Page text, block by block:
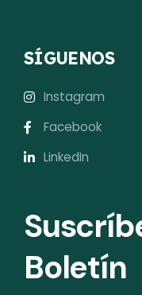
SÍGUENOS
Instagram
Facebook
LinkedIn
Boletín